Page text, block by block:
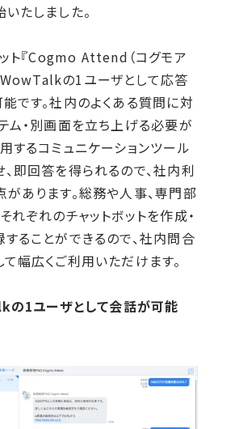
たしました。
ト『Cogmo Attend（コグモア
WowTalkの1ユーザとして応答
です。社内のよくある質問に対
ム・別画面を立ち上げる必要が
するコミュニケーションツール
即回答を得られるので、社内利
あります。総務や人事、専門部
れぞれのチャットボットを作成・
ることができるので、社内問合
幅広くご利用いただけます。
1ユーザとして会話が可能